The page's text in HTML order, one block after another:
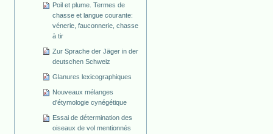
Poil et plume. Termes de
chasse et langue courante:
vénerie, fauconnerie, chasse
à tir
Zur Sprache der Jäger in der
deutschen Schweiz
Glanures lexicographiques
Nouveaux mélanges
d'étymologie cynégétique
Essai de détermination des
oiseaux de vol mentionnés